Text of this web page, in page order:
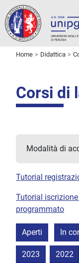
Home Didattica
Corsi di
Modalità di
Tutorial
Tutorial
programmato
Aperti In
2023 2022